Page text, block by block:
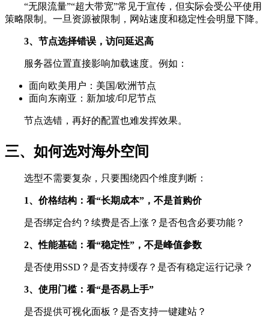
“无限流量”“超大带宽”常见于宣传，但实际会受公平使用
策略限制。一旦资源被限制，网站速度和稳定性会明显下降。
3、节点选择错误，访问延迟高
服务器位置直接影响加载速度。例如：
面向欧美用户：美国/欧洲节点
面向东南亚：新加坡/印尼节点
节点选错，再好的配置也难发挥效果。
三、如何选对海外空间
选型不需要复杂，只要围绕四个维度判断：
1、价格结构：看“长期成本”，不是首购价
是否绑定合约？续费是否上涨？是否包含必要功能？
2、性能基础：看“稳定性”，不是峰值参数
是否使用SSD？是否支持缓存？是否有稳定运行记录？
3、使用门槛：看“是否易上手”
是否提供可视化面板？是否支持一键建站？